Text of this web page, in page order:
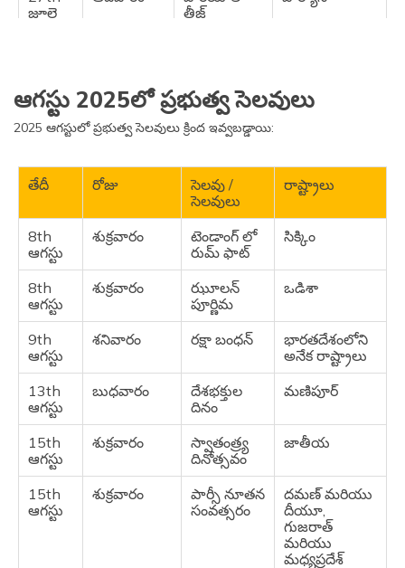
జూలై
తీజ్
దినం
ఆగస్టు 2025లో ప్రభుత్వ సెలవులు
2025 ఆగస్టులో ప్రభుత్వ సెలవులు క్రింద ఇవ్వబడ్డాయి:
తేదీ రోజు
సెలవు /
సెలవులు
రాష్ట్రాలు
8th
ఆగస్టు
శుక్రవారం
టెండాంగ్ లో
రుమ్ ఫాట్
సిక్కిం
8th
ఆగస్టు
శుక్రవారం
ఝూలన్
పూర్ణిమ
ఒడిశా
9th
ఆగస్టు
శనివారం రక్షా బంధన్
భారతదేశంలోని
అనేక రాష్ట్రాలు
13th
ఆగస్టు
బుధవారం
దేశభక్తుల
దినం
మణిపూర్
15th
ఆగస్టు
శుక్రవారం
స్వాతంత్ర్య
దినోత్సవం
జాతీయ
15th
ఆగస్టు
శుక్రవారం
పార్సీ నూతన
సంవత్సరం
దమణ్ మరియు
దీయూ,
గుజరాత్
మరియు
మధ్యప్రదేశ్